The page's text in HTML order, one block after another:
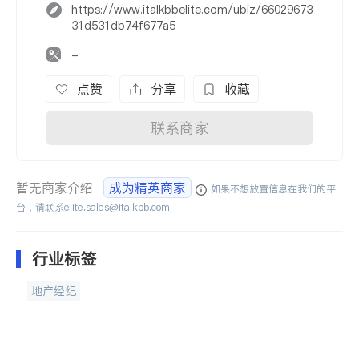
https://www.italkbbelite.com/ubiz/66029673
31d531db74f677a5
-
点赞 分享 收藏
联系商家
暂无商家介绍 成为精英商家
如果不想放置信息在我们的平
台，请联系elite.sales@italkbb.com
行业标签
地产经纪